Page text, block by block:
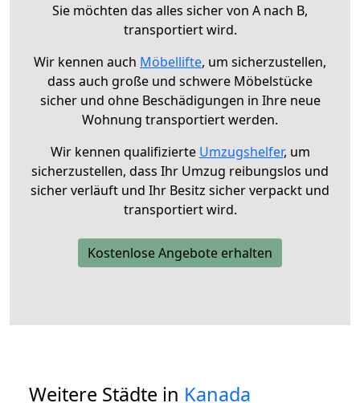
Sie möchten das alles sicher von A nach B,
transportiert wird.
Wir kennen auch Möbellifte, um sicherzustellen,
dass auch große und schwere Möbelstücke
sicher und ohne Beschädigungen in Ihre neue
Wohnung transportiert werden.
Wir kennen qualifizierte Umzugshelfer, um
sicherzustellen, dass Ihr Umzug reibungslos und
sicher verläuft und Ihr Besitz sicher verpackt und
transportiert wird.
Kostenlose Angebote erhalten
Weitere Städte in Kanada